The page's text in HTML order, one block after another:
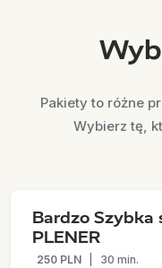
Pakiety to różne
Wybierz tę,
Bardzo Szybka
PLENER
250 PLN
30 min.